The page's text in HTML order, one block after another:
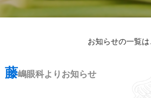
お知らせの一覧
藤嶋眼科よりお知らせ